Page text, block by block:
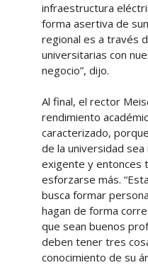
infraestructura
forma asertiva de
regional es a través
universitarias con
negocio”, dijo.
Al final, el rector
rendimiento
caracterizado,
de la universidad
exigente y entonces
esforzarse más.
busca formar
hagan de forma
que sean buenos
deben tener tres
conocimiento de su